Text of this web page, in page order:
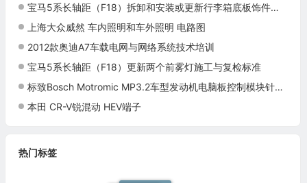
宝马5系长轴距（F18）拆卸和安装或更新行李箱底板饰件施工与复检标准
上海大众威然 车内照明和车外照明 电路图
2012款奥迪A7车载电网与网络系统技术培训
宝马5系长轴距（F18）更新两个前雾灯施工与复检标准
标致Bosch Motromic MP3.2车型发动机电脑板控制模块针脚55针 端子图
本田 CR-V锐混动 HEV端子
热门标签